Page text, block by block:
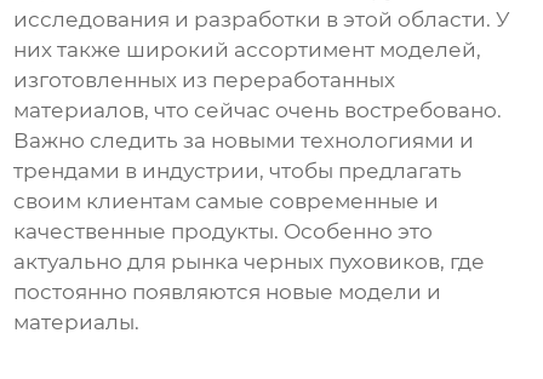
исследования и разработки в этой области. У
них также широкий ассортимент моделей,
изготовленных из переработанных
материалов, что сейчас очень востребовано.
Важно следить за новыми технологиями и
трендами в индустрии, чтобы предлагать
своим клиентам самые современные и
качественные продукты. Особенно это
актуально для рынкачерных пуховиков, где
постоянно появляются новые модели и
материалы.